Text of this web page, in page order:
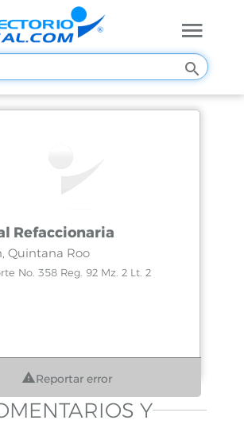
Refaccionaria
Quintana Roo
No. 358 Reg. 92 Mz. 2 Lt. 2
Reportar error
Y